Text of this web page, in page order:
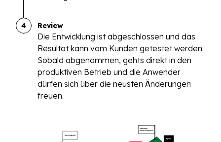
4 Review
Die Entwicklung ist abgeschlossen und das
Resultat kann vom Kunden getestet werden.
Sobald abgenommen, gehts direkt in den
produktiven Betrieb und die Anwender
dürfen sich über die neusten Änderungen
freuen.